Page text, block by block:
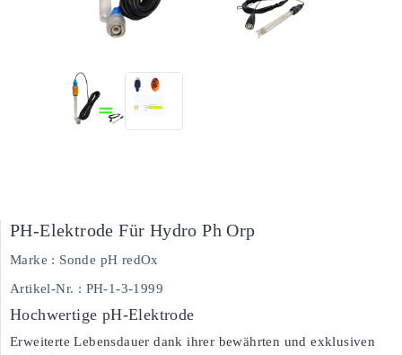
PH-Elektrode Für Hydro Ph Orp
Marke : Sonde pH redOx
Artikel-Nr. : PH-1-3-1999
Hochwertige pH-Elektrode
Erweiterte Lebensdauer dank ihrer bewährten und exklusiven